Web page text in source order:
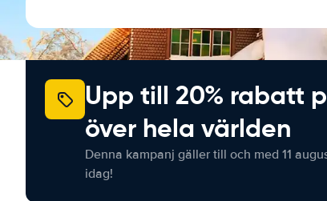
Upp till 20% rabatt
över hela världen
Denna kampanj gäller till och med 11
idag!